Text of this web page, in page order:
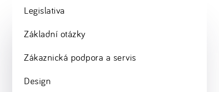
Legislativa
Základní otázky
Zákaznická podpora a servis
Design